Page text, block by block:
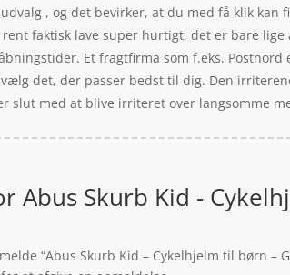
, og det bevirker, at du med få klik
faktisk lave super hurtigt, det er bare
Et fragtfirma som f.eks.
det, der passer bedst til dig. Den
slut med at blive irriteret over langsomme
Abus Skurb Kid -
“Abus Skurb Kid – Cykelhjelm til børn –